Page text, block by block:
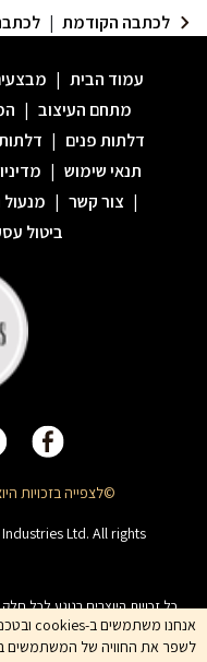
לכתבה הקודמת |
עמוד הבית |
מתחם העיצוב |
דלתות פנים |
תנאי שימוש |
| צור קשר |
ביטול
©לצפייה בזכויות
Ltd. All rights
האתר מיועד לצפייה בלבד. העתקה,
יצירות נגזרות בתוכן המופיע
לשפר את החוויה של המשתמשים